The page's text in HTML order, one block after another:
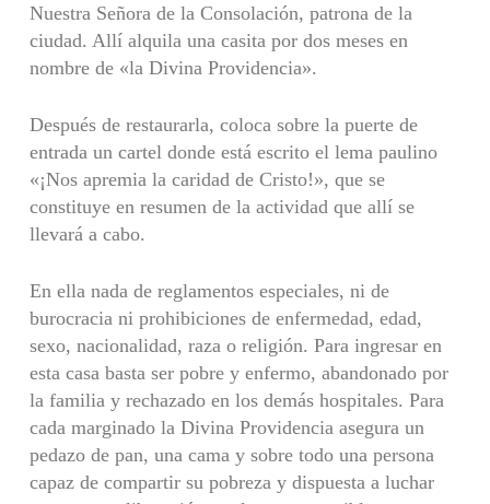
Nuestra Señora de la Consolación, patrona de la
ciudad. Allí alquila una casita por dos meses en
nombre de «la Divina Providencia».
Después de restaurarla, coloca sobre la puerte de
entrada un cartel donde está escrito el lema paulino
«¡Nos apremia la caridad de Cristo!», que se
constituye en resumen de la actividad que allí se
llevará a cabo.
En ella nada de reglamentos especiales, ni de
burocracia ni prohibiciones de enfermedad, edad,
sexo, nacionalidad, raza o religión. Para ingresar en
esta casa basta ser pobre y enfermo, abandonado por
la familia y rechazado en los demás hospitales. Para
cada marginado la Divina Provi­dencia asegura un
pedazo de pan, una cama y sobre todo una persona
capaz de compartir su pobreza y dispuesta a luchar